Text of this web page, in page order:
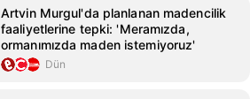
Artvin Murgul'da planlanan madencilik
faaliyetlerine tepki: 'Meramızda,
ormanımızda maden istemiyoruz'
Dün